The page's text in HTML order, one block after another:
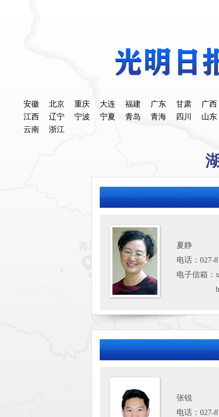
安徽 北京 重庆 大连 福建 广东 甘肃
广西
江西
辽宁 宁波 宁夏 青岛 青海 四川
山东
云南
浙江
夏静
电话：027-
电子信箱：
张锐
电话：027-